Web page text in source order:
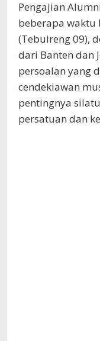
Pengajian
beberapa waktu
(Tebuireng 09),
dari Banten dan
persoalan yang
cendekiawan
pentingnya
persatuan dan